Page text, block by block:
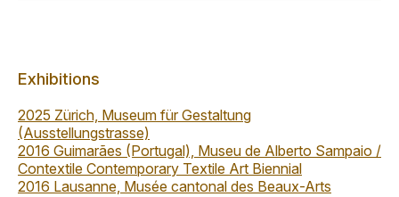
Exhibitions
2025 Zürich, Museum für Gestaltung
(Ausstellungstrasse)
2016 Guimarães (Portugal), Museu de Alberto Sampaio /
Contextile Contemporary Textile Art Biennial
2016 Lausanne, Musée cantonal des Beaux-Arts